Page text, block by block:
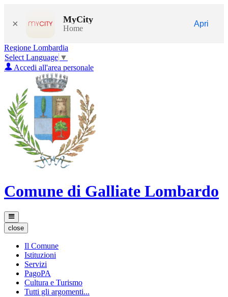
× MyCity
Home
Apri
Regione Lombardia
Select Language ▼
Accedi all'area personale
Comune di Galliate Lombardo
close
Il Comune
Istituzioni
Servizi
PagoPA
Cultura e Turismo
Tutti gli argomenti...